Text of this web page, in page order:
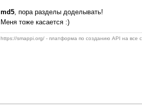
md5, пора разделы доделывать!
Меня тоже касается :)
https://smappi.org/ - платформа по созданию API на все